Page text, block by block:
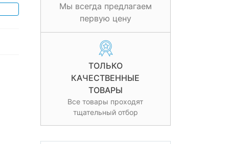
Мы всегда предлагаем
первую цену
ТОЛЬКО
КАЧЕСТВЕННЫЕ
ТОВАРЫ
Все товары проходят
тщательный отбор